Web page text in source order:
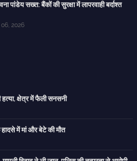
पांडेय सख्त: बैंकों की सुरक्षा में लापरवाही बर्दाश्त
2026
क्षेत्र में फैली सनसनी
में मां और बेटे की मौत